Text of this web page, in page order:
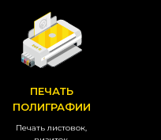
ПЕЧАТЬ
ПОЛИГРАФИИ
Печать листовок,